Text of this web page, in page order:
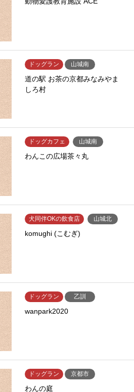
ドッグラン 山城南
道の駅 お茶の京都みなみやま
しろ村
ドッグカフェ 山城南
わんこの広場茶々丸
犬同伴OKの飲食店 山城北
komughi (こむぎ)
ドッグラン 乙訓
wanpark2020
ドッグラン 京都市
わんの庭